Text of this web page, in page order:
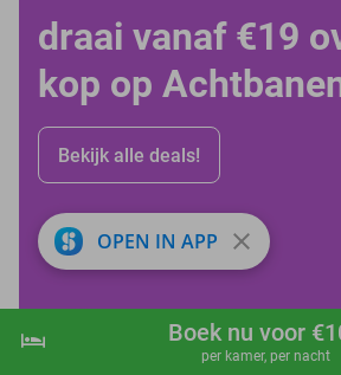
shopping_cart Boek nu
hotel Boek nu voor
per kamer, per nacht
draai vanaf €19
kop op
Bekijk alle deals!
OPEN IN APP close